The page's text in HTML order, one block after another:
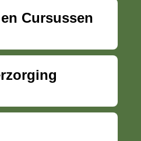
Cursussen